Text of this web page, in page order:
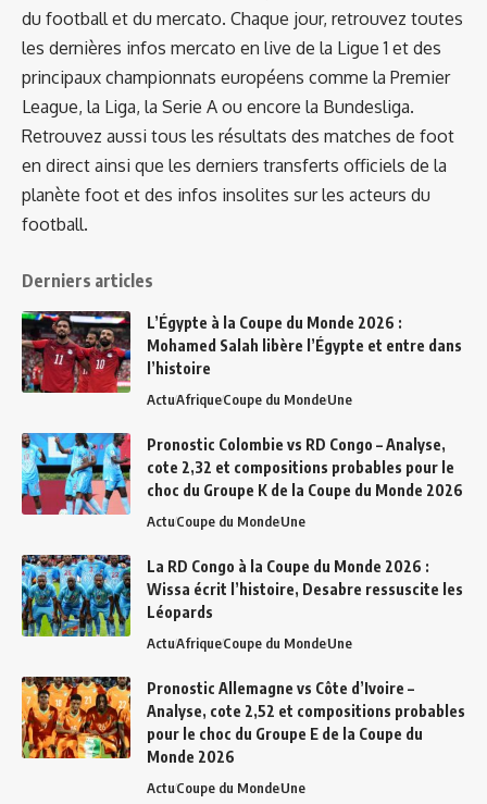
du football et du mercato. Chaque jour, retrouvez toutes
les dernières infos mercato en live de la Ligue 1 et des
principaux championnats européens comme la Premier
League, la Liga, la Serie A ou encore la Bundesliga.
Retrouvez aussi tous les résultats des matches de foot
en direct ainsi que les derniers transferts officiels de la
planète foot et des infos insolites sur les acteurs du
football.
Derniers articles
L’Égypte à la Coupe du Monde 2026 :
Mohamed Salah libère l’Égypte et entre dans
l’histoire
ActuAfriqueCoupe du MondeUne
Pronostic Colombie vs RD Congo – Analyse,
cote 2,32 et compositions probables pour le
choc du Groupe K de la Coupe du Monde 2026
ActuCoupe du MondeUne
La RD Congo à la Coupe du Monde 2026 :
Wissa écrit l’histoire, Desabre ressuscite les
Léopards
ActuAfriqueCoupe du MondeUne
Pronostic Allemagne vs Côte d’Ivoire –
Analyse, cote 2,52 et compositions probables
pour le choc du Groupe E de la Coupe du
Monde 2026
ActuCoupe du MondeUne